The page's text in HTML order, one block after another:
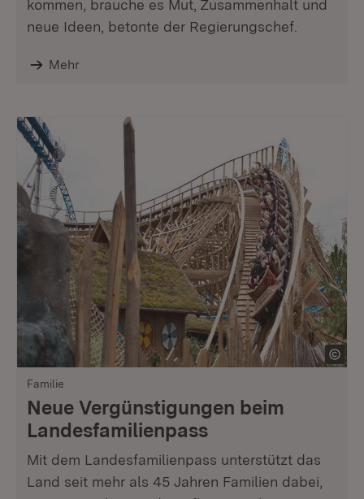
kommen, brauche es Mut, Zusammenhalt und
neue Ideen, betonte der Regierungschef.
Mehr
Familie
Neue Vergünstigungen beim
Landesfamilienpass
Mit dem Landesfamilienpass unterstützt das
Land seit mehr als 45 Jahren Familien dabei,